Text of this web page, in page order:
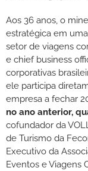
Aos 36 anos, o
estratégica em
setor de viagens
e chief business
corporativas
ele participa
empresa a fechar
no ano anterior,
cofundador da
de Turismo da
Executivo da
Eventos e Viagens